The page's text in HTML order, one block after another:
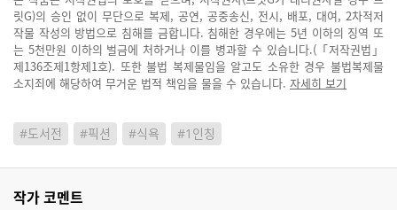
릿G)의 승인 없이 무단으로 복제, 공연, 공중송신, 전시, 배포, 대여, 2차적저
작물 작성의 방법으로 침해를 금합니다. 침해한 경우에는 5년 이하의 징역 또
는 5천만원 이하의 벌금에 처하거나 이를 병과할 수 있습니다.(「저작권법」
제136조제1항제1호). 또한 불법 복제물임을 알고도 소유한 경우 불법복제물
소지죄에 해당하여 무거운 법적 책임을 물을 수 있습니다. 자세히 보기
#도서전 #픽션 #식욕 #1인칭
작가 코멘트